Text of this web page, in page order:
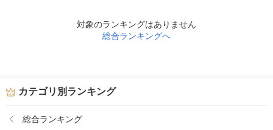
対象のランキングはありません
総合ランキングへ
カテゴリ別ランキング
総合ランキング